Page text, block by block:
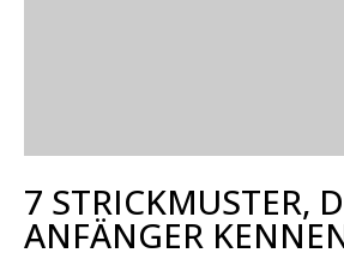
7 STRICKMUSTER,
ANFÄNGER